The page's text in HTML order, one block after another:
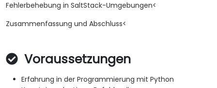
Fehlerbehebung in SaltStack-Umgebungen<
Zusammenfassung und Abschluss<
Voraussetzungen
Erfahrung in der Programmierung mit Python